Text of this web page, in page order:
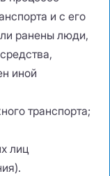
и с его
ранены люди,
,
иной
транспорта;
лиц